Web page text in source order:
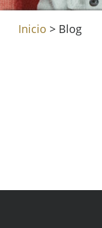
Inicio > Blog